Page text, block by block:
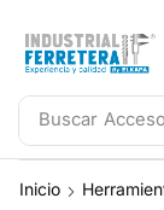
Buscar
Inicio